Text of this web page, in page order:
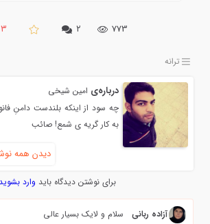
773 ۲ ۳
ترانه
درباره‌ی امین شیخی
چه سود از اینکه بلندست دامنِ
به کار گریه ی شمع! صائب
دیدن همه
برای نوشتن دیدگاه باید وارد بشوید
آزاده ربانی سلام و لایک بسیار عالی